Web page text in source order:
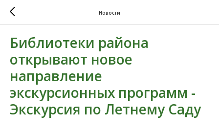
Новости
Библиотеки района
открывают новое
направление
экскурсионных программ -
Экскурсия по Летнему Саду